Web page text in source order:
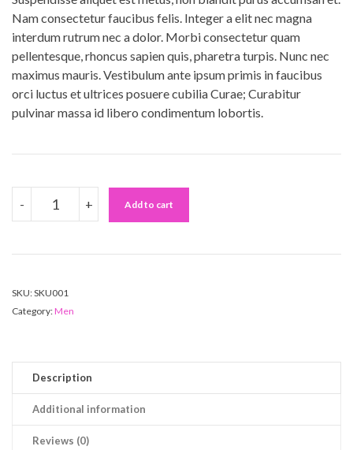
Nam consectetur faucibus felis. Integer a elit nec magna
interdum rutrum nec a dolor. Morbi consectetur quam
pellentesque, rhoncus sapien quis, pharetra turpis. Nunc nec
maximus mauris. Vestibulum ante ipsum primis in faucibus
orci luctus et ultrices posuere cubilia Curae; Curabitur
pulvinar massa id libero condimentum lobortis.
-
ABSOLUTE
BLAZER
+ Add to cart
SKU:SKU001
Category:Men
Description
Additional information
Reviews (0)